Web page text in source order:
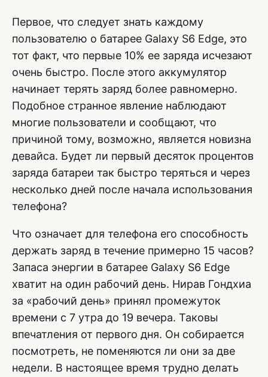
Первое, что следует знать каждому
пользователю о батарее Galaxy S6 Edge, это
тот факт, что первые 10% ее заряда исчезают
очень быстро. После этого аккумулятор
начинает терять заряд более равномерно.
Подобное странное явление наблюдают
многие пользователи и сообщают, что
причиной тому, возможно, является новизна
девайса. Будет ли первый десяток процентов
заряда батареи так быстро теряться и через
несколько дней после начала использования
телефона?
Что означает для телефона его способность
держать заряд в течение примерно 15 часов?
Запаса энергии в батарее Galaxy S6 Edge
хватит на один рабочий день. Нирав Гондхиа
за «рабочий день» принял промежуток
времени с 7 утра до 19 вечера. Таковы
впечатления от первого дня. Он собирается
посмотреть, не поменяются ли они за две
недели. В настоящее время трудно делать